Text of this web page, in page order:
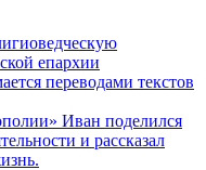
епархии
переводами текстов
Иван поделился
и рассказал